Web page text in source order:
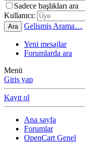
Sadece başlıkları ara
Kullanıcı:
Ara Gelişmiş Arama…
Yeni mesajlar
Forumlarda ara
Menü
Giriş yap
Kayıt ol
Ana sayfa
Forumlar
OpenCart Genel